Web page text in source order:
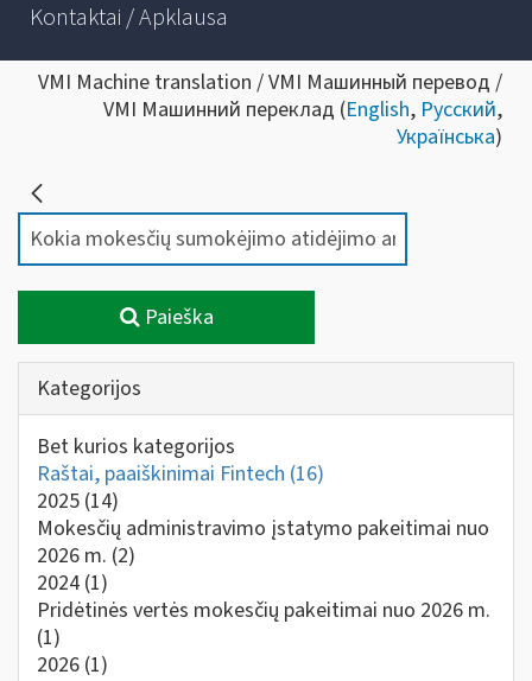
Kontaktai / Apklausa
VMI Machine translation / VMI Машинный перевод /
VMI Машинний переклад (English, Русский,
Українська)
Paieška
Kategorijos
Bet kurios kategorijos
Raštai, paaiškinimai Fintech (16)
2025 (14)
Mokesčių administravimo įstatymo pakeitimai nuo
2026 m. (2)
2024 (1)
Pridėtinės vertės mokesčių pakeitimai nuo 2026 m.
(1)
2026 (1)